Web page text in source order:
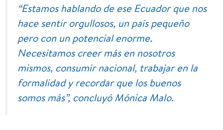
“Estamos hablando de ese Ecuador que nos
hace sentir orgullosos, un país pequeño
pero con un potencial enorme.
Necesitamos creer más en nosotros
mismos, consumir nacional, trabajar en la
formalidad y recordar que los buenos
somos más”, concluyó Mónica Malo.